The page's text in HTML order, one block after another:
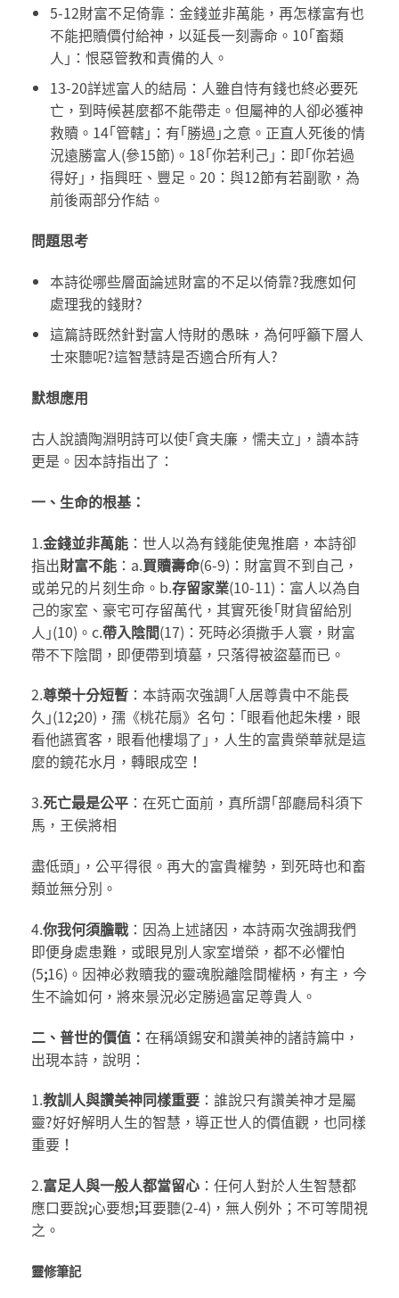
5-12財富不足倚靠：金錢並非萬能，再怎樣富有也
不能把贖價付給神，以延長一刻壽命。10｢畜類
人｣：恨惡管教和責備的人。
13-20詳述富人的結局：人雖自恃有錢也終必要死
亡，到時候甚麼都不能帶走。但屬神的人卻必獲神
救贖。14｢管轄｣：有｢勝過｣之意。正直人死後的情
況遠勝富人(參15節)。18｢你若利己｣：即｢你若過
得好｣，指興旺、豐足。20：與12節有若副歌，為
前後兩部分作結。
問題思考
本詩從哪些層面論述財富的不足以倚靠?我應如何
處理我的錢財?
這篇詩既然針對富人恃財的愚昧，為何呼籲下層人
士來聽呢?這智慧詩是否適合所有人?
默想應用
古人說讀陶淵明詩可以使｢貪夫廉，懦夫立｣，讀本詩
更是。因本詩指出了：
一、生命的根基：
1.金錢並非萬能 ：世人以為有錢能使鬼推磨，本詩卻
指出財富不能 ：a.買贖壽命(6-9)：財富買不到自己，
或弟兄的片刻生命。b.存留家業(10-11)：富人以為自
己的家室、豪宅可存留萬代，其實死後｢財貨留給別
人｣(10)。c.帶入陰間(17)：死時必須撒手人寰，財富
帶不下陰間，即便帶到墳墓，只落得被盜墓而已。
2.尊榮十分短暫 ：本詩兩次強調｢人居尊貴中不能長
久｣(12;20)，孺《桃花扇》名句：｢眼看他起朱樓，眼
看他讌賓客，眼看他樓塌了｣，人生的富貴榮華就是這
麼的鏡花水月，轉眼成空！
3.死亡最是公平 ：在死亡面前，真所謂｢部廳局科須下
馬，王侯將相
盡低頭｣，公平得很。再大的富貴權勢，到死時也和畜
類並無分別。
4.你我何須膽戰：因為上述諸因，本詩兩次強調我們
即便身處患難，或眼見別人家室增榮，都不必懼怕
(5;16)。因神必救贖我的靈魂脫離陰間權柄，有主，今
生不論如何，將來景況必定勝過富足尊貴人。
二、 普世的價值： 在稱頌錫安和讚美神的諸詩篇中，
出現本詩，說明：
1.教訓人與讚美神同樣重要 ：誰說只有讚美神才是屬
靈?好好解明人生的智慧，導正世人的價值觀，也同樣
重要！
2.富足人與一般人都當留心 ：任何人對於人生智慧都
應口要說;心要想;耳要聽(2-4)，無人例外；不可等閒視
之。
靈修筆記